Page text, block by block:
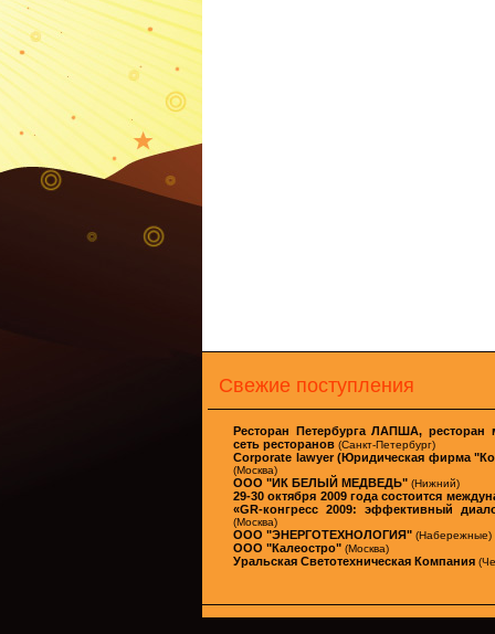
Свежие поступления
Ресторан Петербурга ЛАПША,
сеть ресторанов (Санкт-Петербург)
Corporate lawyer (Юридическая фирма
(Москва)
ООО "ИК БЕЛЫЙ МЕДВЕДЬ" (Нижний)
29-30 октября 2009 года состоится
«GR-конгресс 2009: эффективный
(Москва)
ООО "ЭНЕРГОТЕХНОЛОГИЯ" (Набережные)
ООО "Калеостро" (Москва)
Уральская Светотехническая Компания